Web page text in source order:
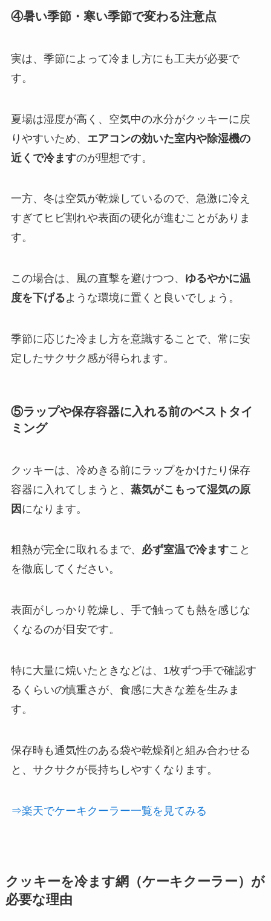
④暑い季節・寒い季節で変わる注意点
実は、季節によって冷まし方にも工夫が必要で
す。
夏場は湿度が高く、空気中の水分がクッキーに戻
りやすいため、 エアコンの効いた室内や除湿機の
近くで冷ますのが理想です。
一方、冬は空気が乾燥しているので、急激に冷え
すぎてヒビ割れや表面の硬化が進むことがありま
す。
この場合は、風の直撃を避けつつ、 ゆるやかに温
度を下げるような環境に置くと良いでしょう。
季節に応じた冷まし方を意識することで、常に安
定したサクサク感が得られます。
⑤ラップや保存容器に入れる前のベストタイ
ミング
クッキーは、冷めきる前にラップをかけたり保存
容器に入れてしまうと、 蒸気がこもって湿気の原
因 になります。
粗熱が完全に取れるまで、 必ず室温で冷ますこと
を徹底してください。
表面がしっかり乾燥し、手で触っても熱を感じな
くなるのが目安です。
特に大量に焼いたときなどは、1枚ずつ手で確認す
るくらいの慎重さが、食感に大きな差を生みま
す。
保存時も通気性のある袋や乾燥剤と組み合わせる
と、サクサクが長持ちしやすくなります。
⇒楽天でケーキクーラー一覧を見てみる
クッキーを冷ます網（ケーキクーラー）が
必要な理由